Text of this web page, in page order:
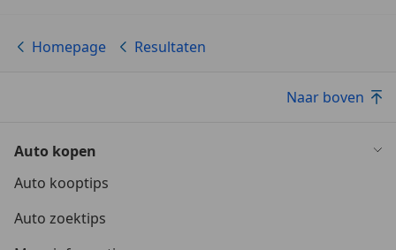
Homepage Resultaten
Naar boven
Auto kopen
Auto kooptips
Auto zoektips